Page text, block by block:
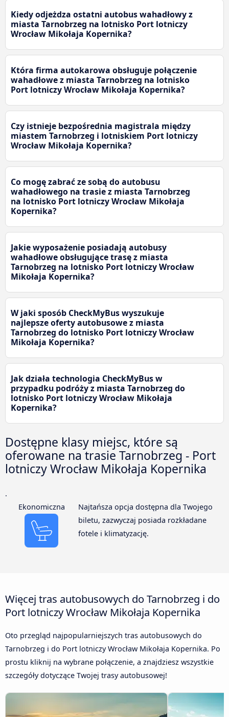
Kiedy odjeżdza ostatni autobus wahadłowy z
miasta Tarnobrzeg na lotnisko Port lotniczy
Wrocław Mikołaja Kopernika?
Która firma autokarowa obsługuje połączenie
wahadłowe z miasta Tarnobrzeg na lotnisko
Port lotniczy Wrocław Mikołaja Kopernika?
Czy istnieje bezpośrednia magistrala między
miastem Tarnobrzeg i lotniskiem Port lotniczy
Wrocław Mikołaja Kopernika?
Co mogę zabrać ze sobą do autobusu
wahadłowego na trasie z miasta Tarnobrzeg
na lotnisko Port lotniczy Wrocław Mikołaja
Kopernika?
Jakie wyposażenie posiadają autobusy
wahadłowe obsługujące trasę z miasta
Tarnobrzeg na lotnisko Port lotniczy Wrocław
Mikołaja Kopernika?
W jaki sposób CheckMyBus wyszukuje
najlepsze oferty autobusowe z miasta
Tarnobrzeg do lotnisko Port lotniczy Wrocław
Mikołaja Kopernika?
Jak działa technologia CheckMyBus w
przypadku podróży z miasta Tarnobrzeg do
lotnisko Port lotniczy Wrocław Mikołaja
Kopernika?
Dostępne klasy miejsc, które są
oferowane na trasie Tarnobrzeg - Port
lotniczy Wrocław Mikołaja Kopernika
.
Ekonomiczna
Najtańsza opcja dostępna dla Twojego
biletu, zazwyczaj posiada rozkładane
fotele i klimatyzację.
Więcej tras autobusowych do Tarnobrzeg i do
Port lotniczy Wrocław Mikołaja Kopernika
Oto przegląd najpopularniejszych tras autobusowych do
Tarnobrzeg i do Port lotniczy Wrocław Mikołaja Kopernika. Po
prostu kliknij na wybrane połączenie, a znajdziesz wszystkie
szczegóły dotyczące Twojej trasy autobusowej!